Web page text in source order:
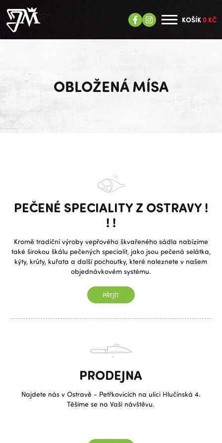
KOŠÍK0 KČ
OBLOŽENÁ MÍSA
PEČENÉ SPECIALITY Z OSTRAVY !
! !
Kromě tradiční výroby vepřového škvařeného sádla nabízíme
také širokou škálu pečených specialit, jako jsou pečená selátka,
kýty, krůty, kuřata a další pochoutky, které naleznete v našem
objednávkovém systému.
PŘEJÍT
PRODEJNA
Najdete nás v Ostravě - Petřkovicích na ulici Hlučínská 4.
Těšíme se na Vaši návštěvu.